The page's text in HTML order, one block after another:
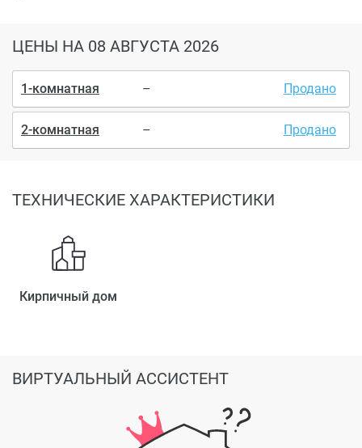
ЦЕНЫ НА 08 АВГУСТА 2026
1-комнатная – Продано
2-комнатная – Продано
ТЕХНИЧЕСКИЕ ХАРАКТЕРИСТИКИ
Кирпичный дом
ВИРТУАЛЬНЫЙ АССИСТЕНТ